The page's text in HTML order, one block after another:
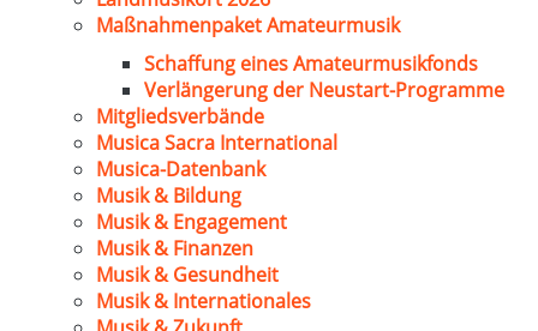
Maßnahmenpaket Amateurmusik
Schaffung eines Amateurmusikfonds
Verlängerung der Neustart-Programme
Mitgliedsverbände
Musica Sacra International
Musica-Datenbank
Musik & Bildung
Musik & Engagement
Musik & Finanzen
Musik & Gesundheit
Musik & Internationales